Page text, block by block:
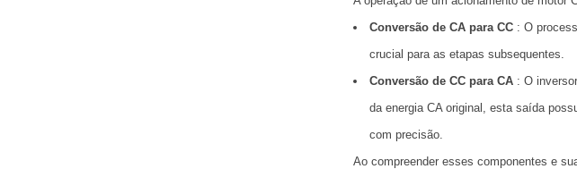
Conversão de CA para CC: O
crucial para as etapas subsequentes.
Conversão de CC para CA: O inversor
da energia CA original, esta saída
com precisão.
Ao compreender esses componentes e